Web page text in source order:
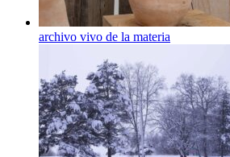
archivo vivo de la materia